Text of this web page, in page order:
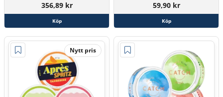
356,89 kr
Köp
59,90 kr
Köp
Nytt pris